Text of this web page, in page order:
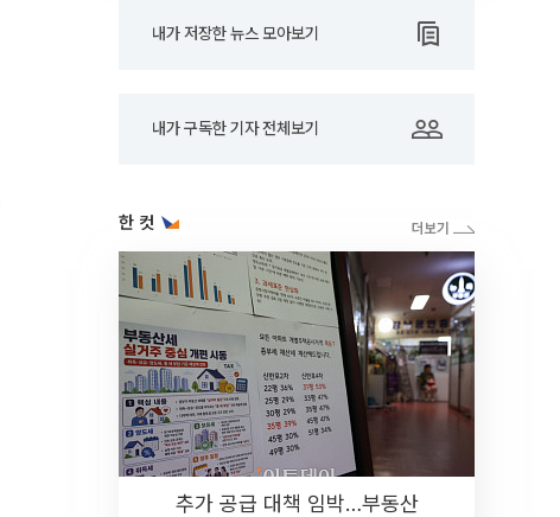
내가 저장한 뉴스 모아보기
내가 구독한 기자 전체보기
한 컷
추가 공급 대책 임박…부동산